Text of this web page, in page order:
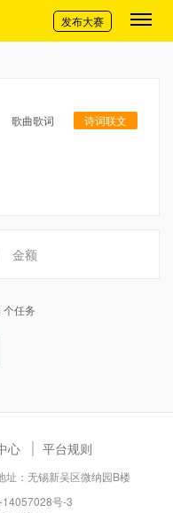
切换导航
发布大赛
歌曲歌词
诗词联文
金额
个任务
心 平台规则
：无锡新吴区微纳园B楼
14057028号-3